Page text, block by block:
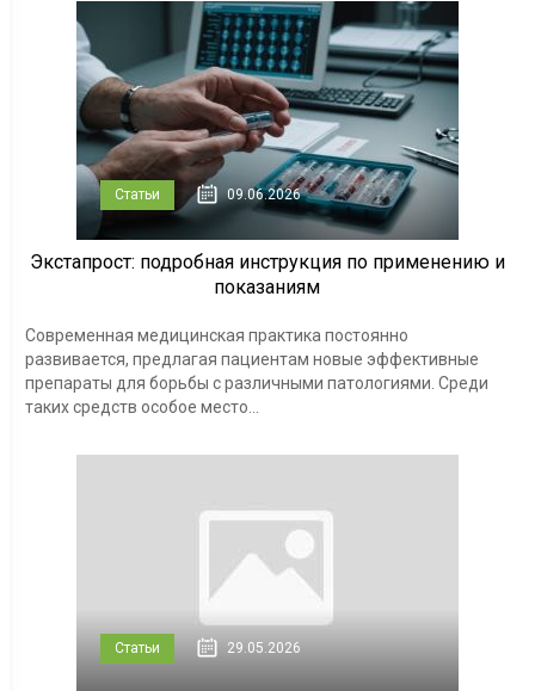
Статьи 09.06.2026
Экстапрост: подробная инструкция по применению и
показаниям
Современная медицинская практика постоянно
развивается, предлагая пациентам новые эффективные
препараты для борьбы с различными патологиями. Среди
таких средств особое место...
Статьи 29.05.2026